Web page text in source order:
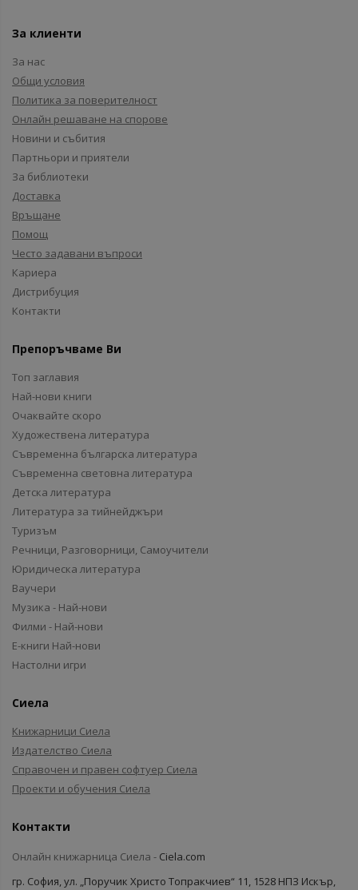
За клиенти
За нас
Общи условия
Политика за поверителност
Онлайн решаване на спорове
Новини и събития
Партньори и приятели
За библиотеки
Доставка
Връщане
Помощ
Често задавани въпроси
Кариера
Дистрибуция
Контакти
Препоръчваме Ви
Топ заглавия
Най-нови книги
Очаквайте скоро
Художествена литература
Съвременна българска литература
Съвременна световна литература
Детска литература
Литература за тийнейджъри
Туризъм
Речници, Разговорници, Самоучители
Юридическа литература
Ваучери
Музика - Най-нови
Филми - Най-нови
Е-книги Най-нови
Настолни игри
Сиела
Книжарници Сиела
Издателство Сиела
Справочен и правен софтуер Сиела
Проекти и обучения Сиела
Контакти
Онлайн книжарница Сиела - Ciela.com
гр. София, ул. „Поручик Христо Топракчиев“ 11, 1528 НПЗ Искър,